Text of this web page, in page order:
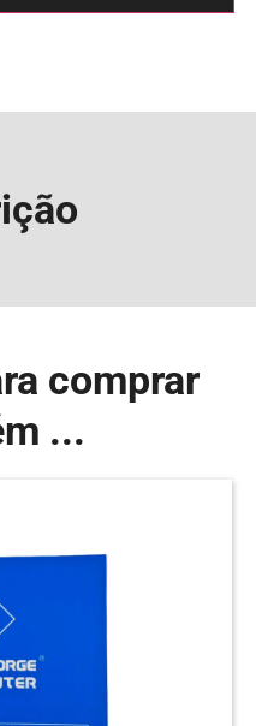
comprar
...